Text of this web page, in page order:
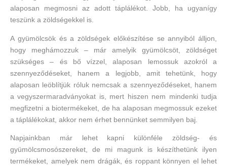
alaposan megmosni az adott táplálékot. Jobb, ha ugyanígy
teszünk a zöldségekkel is.
A gyümölcsök és a zöldségek előkészítése se annyiból álljon,
hogy meghámozzuk – már amelyik gyümölcsöt, zöldséget
szükséges – és bő vízzel, alaposan lemossuk azokról a
szennyeződéseket, hanem a legjobb, amit tehetünk, hogy
alaposan leöblítjük róluk nemcsak a szennyeződéseket, hanem
a vegyszermaradványokat is, mert hiszen nem mindenki tudja
megfizetni a biotermékeket, de ha alaposan megmossuk ezeket
a táplálékokat, akkor nem érhet bennünket semmilyen baj.
Napjainkban már lehet kapni különféle zöldség- és
gyümölcsmosószereket, de mi magunk is készíthetünk ilyen
termékeket, amelyek nem drágák, és roppant könnyen el lehet